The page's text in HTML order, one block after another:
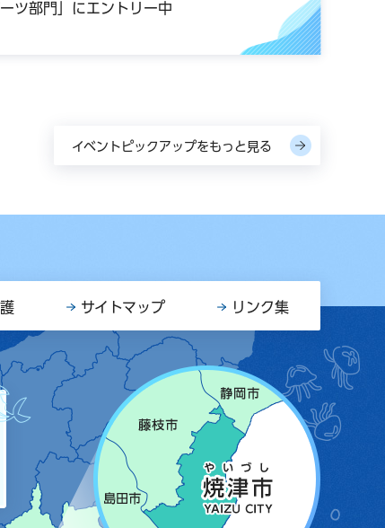
ツ部門」にエントリー中
イベントピックアップをもっと見る
サイトマップ リンク集